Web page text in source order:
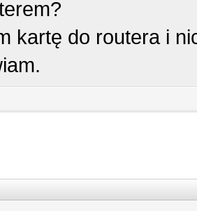
kartę do routera i